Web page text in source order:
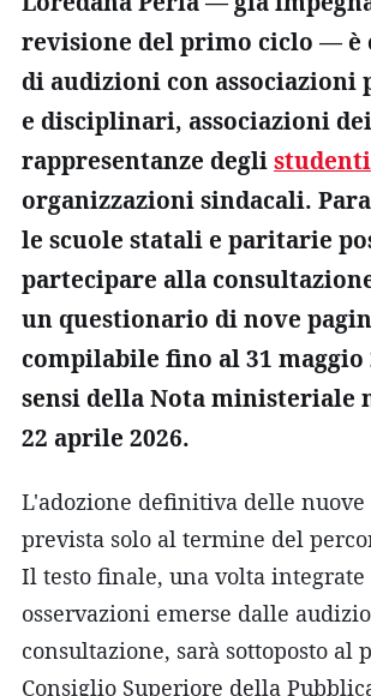
revisione del primo ciclo — è
di audizioni con associazioni
e disciplinari, associazioni
rappresentanze deglistudenti
organizzazioni sindacali.
le scuole statali e paritarie
partecipare alla
un questionario di nove
compilabile fino al 31 maggio
sensi della Nota ministeriale
22 aprile 2026.
L'adozione definitiva delle
prevista solo al termine del
Il testo finale, una volta integrate
osservazioni emerse dalle
consultazione, sarà sottoposto al
Consiglio Superiore della